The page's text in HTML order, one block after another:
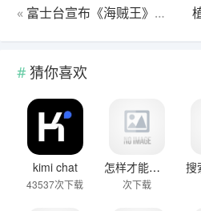
« 富士台宣布《海贼王》动画将改为深夜播出 观众炸窝18年习惯要变
猜你喜欢
kimi chat
43537次下载
怎样才能将网站关键词优化出排名？
次下载